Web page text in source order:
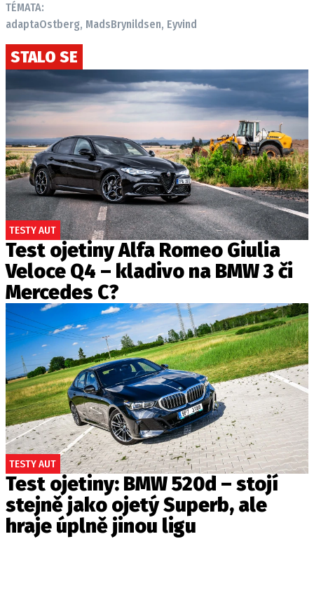
TÉMATA:
adaptaOstberg, MadsBrynildsen, Eyvind
STALO SE
TESTY AUT
Test ojetiny Alfa Romeo Giulia
Veloce Q4 – kladivo na BMW 3 či
Mercedes C?
TESTY AUT
Test ojetiny: BMW 520d – stojí
stejně jako ojetý Superb, ale
hraje úplně jinou ligu